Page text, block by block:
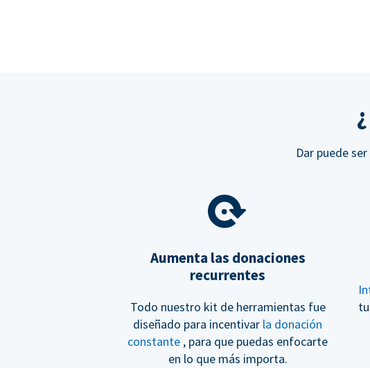
Dar puede
Aumenta las donaciones
recurrentes
Todo nuestro kit de herramientas fue
diseñado para incentivar la donación
constante , para que puedas enfocarte
en lo que más importa.